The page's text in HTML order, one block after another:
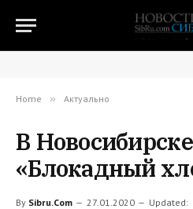
Home » Актуально
В
«Блокадный
By Sibru.Com 27.01.2020 Updated: